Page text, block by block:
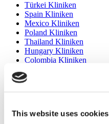
This website uses cookies
Türkei Kliniken
Spain Kliniken
Mexico Kliniken
Poland Kliniken
Thailand Kliniken
Hungary Kliniken
Colombia Kliniken
Beliebte Behandlungen in Türkei
Gastric Sleeve Türkei
Brustimplantate Türkei